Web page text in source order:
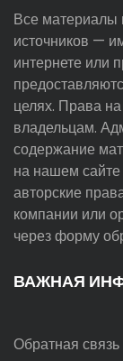
Все материалы
источников —
интернете или
целях. Права
владельцам.
содержание
на нашем
авторские
компании или
через форму
ВАЖНАЯ
Обратная связь